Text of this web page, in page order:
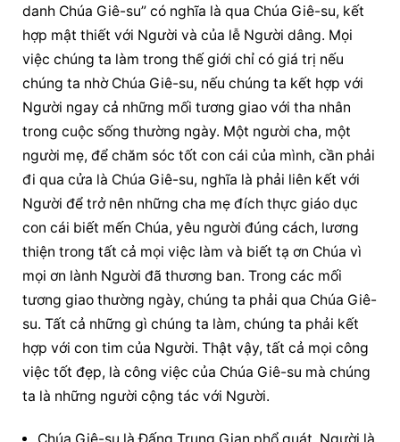
danh Chúa Giê-su” có nghĩa là qua Chúa Giê-su, kết
hợp mật thiết với Người và của lễ Người dâng. Mọi
việc chúng ta làm trong thế giới chỉ có giá trị nếu
chúng ta nhờ Chúa Giê-su, nếu chúng ta kết hợp với
Người ngay cả những mối tương giao với tha nhân
trong cuộc sống thường ngày. Một người cha, một
người mẹ, để chăm sóc tốt con cái của mình, cần phải
đi qua cửa là Chúa Giê-su, nghĩa là phải liên kết với
Người để trở nên những cha mẹ đích thực giáo dục
con cái biết mến Chúa, yêu người đúng cách, lương
thiện trong tất cả mọi việc làm và biết tạ ơn Chúa vì
mọi ơn lành Người đã thương ban. Trong các mối
tương giao thường ngày, chúng ta phải qua Chúa Giê-
su. Tất cả những gì chúng ta làm, chúng ta phải kết
hợp với con tim của Người. Thật vậy, tất cả mọi công
việc tốt đẹp, là công việc của Chúa Giê-su mà chúng
ta là những người cộng tác với Người.